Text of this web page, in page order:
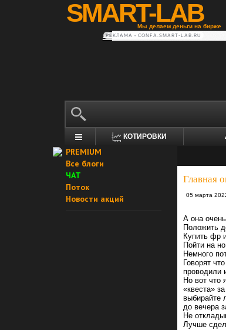
SMART-LAB
Мы делаем деньги на бирже
РЕКЛАМА • CONFA.SMART-LAB.RU
КОТИРОВКИ
PREMIUM
Все блоги
ЧАТ
Поток
Новости акций
Главная
05 марта
А она
Положить
Купить фр
Пойти на
Немного
Говорят
Но вот что
«квеста»
выбирайте
до вечера
Не
Лучше